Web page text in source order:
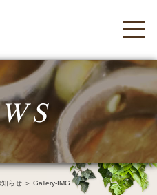
らせ ＞ Gallery-IMG